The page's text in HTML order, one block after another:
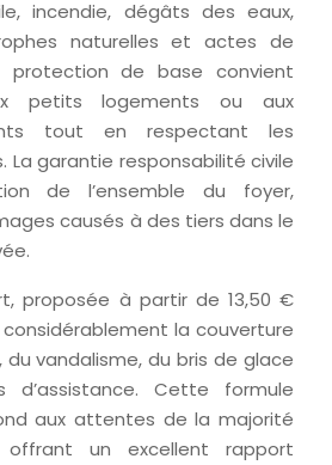
incendie, dégâts des eaux,
naturelles et actes de
protection de base convient
petits logements ou aux
tout en respectant les
La garantie responsabilité civile
de l’ensemble du foyer,
causés à des tiers dans le
proposée à partir de 13,50 €
la couverture
du vandalisme, du bris de glace
Cette formule
aux attentes de la majorité
un excellent rapport